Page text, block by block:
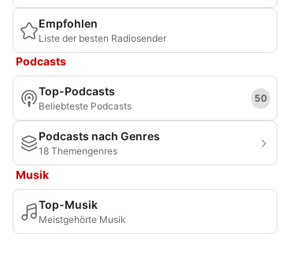
Empfohlen
Liste der besten Radiosender
Podcasts
Top-Podcasts
Beliebteste Podcasts
50
Podcasts nach Genres
18 Themengenres
Musik
Top-Musik
Meistgehörte Musik